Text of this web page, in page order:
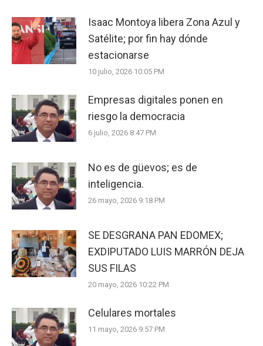
Isaac Montoya libera Zona Azul y
Satélite; por fin hay dónde
estacionarse
10 julio, 2026 10:05 PM
Empresas digitales ponen en
riesgo la democracia
6 julio, 2026 8:47 PM
No es de güevos; es de
inteligencia.
26 mayo, 2026 9:18 PM
SE DESGRANA PAN EDOMEX;
EXDIPUTADO LUIS MARRÓN DEJA
SUS FILAS
20 mayo, 2026 10:22 PM
Celulares mortales
11 mayo, 2026 9:57 PM